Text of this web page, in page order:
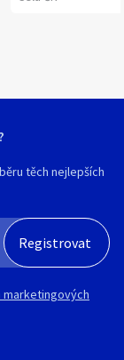
těch nejlepších
marketingových